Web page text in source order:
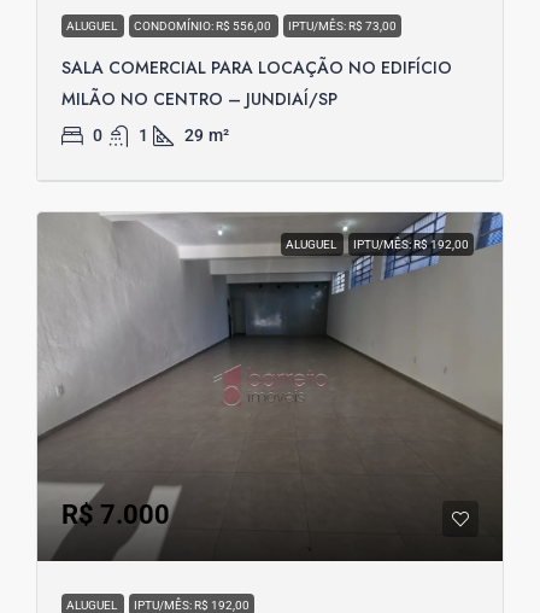
ALUGUEL CONDOMÍNIO: R$ 556,00 IPTU/MÊS: R$ 73,00
SALA COMERCIAL PARA LOCAÇÃO NO EDIFÍCIO
MILÃO NO CENTRO – JUNDIAÍ/SP
0 1 29 m²
ALUGUEL IPTU/MÊS: R$ 192,00
R$ 7.000
ALUGUEL IPTU/MÊS: R$ 192,00